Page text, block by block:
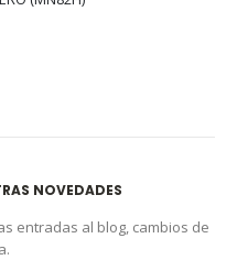
NOVEDADES
entradas al blog, cambios de